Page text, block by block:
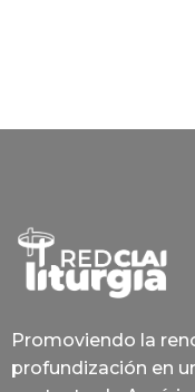
Promoviendo la
profundización en